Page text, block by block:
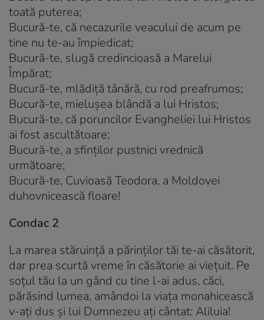
toată puterea;
Bucură-te, că necazurile veacului de acum pe
tine nu te-au împiedicat;
Bucură-te, slugă credincioasă a Marelui
Împărat;
Bucură-te, mlădiță tânără, cu rod preafrumos;
Bucură-te, mielușea blândă a lui Hristos;
Bucură-te, că poruncilor Evangheliei lui Hristos
ai fost ascultătoare;
Bucură-te, a sfinților pustnici vrednică
următoare;
Bucură-te, Cuvioasă Teodora, a Moldovei
duhovnicească floare!
Condac 2
La marea stăruință a părinților tăi te-ai căsătorit,
dar prea scurtă vreme în căsătorie ai viețuit. Pe
soțul tău la un gând cu tine l-ai adus, căci,
părăsind lumea, amândoi la viața monahicească
v-ați dus și lui Dumnezeu ați cântat: Aliluia!